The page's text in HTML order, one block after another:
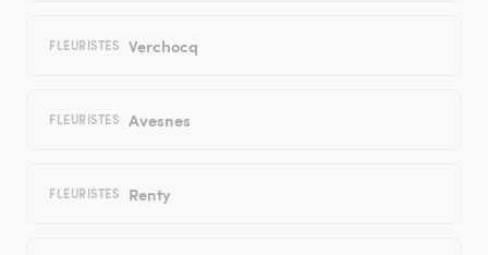
FLEURISTES Verchocq
FLEURISTES Avesnes
FLEURISTES Renty